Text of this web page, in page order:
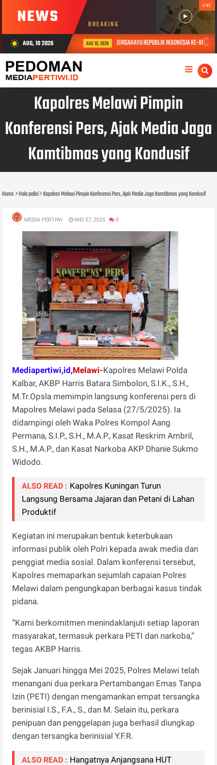
NEWS BREAKING
LIVE
wb_sunny AUG, 10 2026 AUG 10, 2026 DIRGAHAYU REPUBLIK INDONESIA KE-81
Kapolres Melawi Pimpin
Konferensi Pers, Ajak Media Jaga
Kamtibmas yang Kondusif
Home Halo polisi Kapolres Melawi Pimpin Konferensi Pers, Ajak Media Jaga Kamtibmas yang Kondusif
MEDIA PERTIWI MEI 27, 2025 0
Mediapertiwi,id,Melawi-Kapolres Melawi Polda
Kalbar, AKBP Harris Batara Simbolon, S.I.K., S.H.,
M.Tr.Opsla memimpin langsung konferensi pers di
Mapolres Melawi pada Selasa (27/5/2025). Ia
didampingi oleh Waka Polres Kompol Aang
Permana, S.I.P., S.H., M.A.P., Kasat Reskrim Ambril,
S.H., M.A.P., dan Kasat Narkoba AKP Dhanie Sukmo
Widodo.
ALSO READ : Kapolres Kuningan Turun
Langsung Bersama Jajaran dan Petani di Lahan
Produktif
Kegiatan ini merupakan bentuk keterbukaan
informasi publik oleh Polri kepada awak media dan
penggiat media sosial. Dalam konferensi tersebut,
Kapolres memaparkan sejumlah capaian Polres
Melawi dalam pengungkapan berbagai kasus tindak
pidana.
“Kami berkomitmen menindaklanjuti setiap laporan
masyarakat, termasuk perkara PETI dan narkoba,”
tegas AKBP Harris.
Sejak Januari hingga Mei 2025, Polres Melawi telah
menangani dua perkara Pertambangan Emas Tanpa
Izin (PETI) dengan mengamankan empat tersangka
berinisial I.S., F.A., S., dan M. Selain itu, perkara
penipuan dan penggelapan juga berhasil diungkap
dengan tersangka berinisial Y.F.R.
ALSO READ : Hangatnya Anjangsana HUT